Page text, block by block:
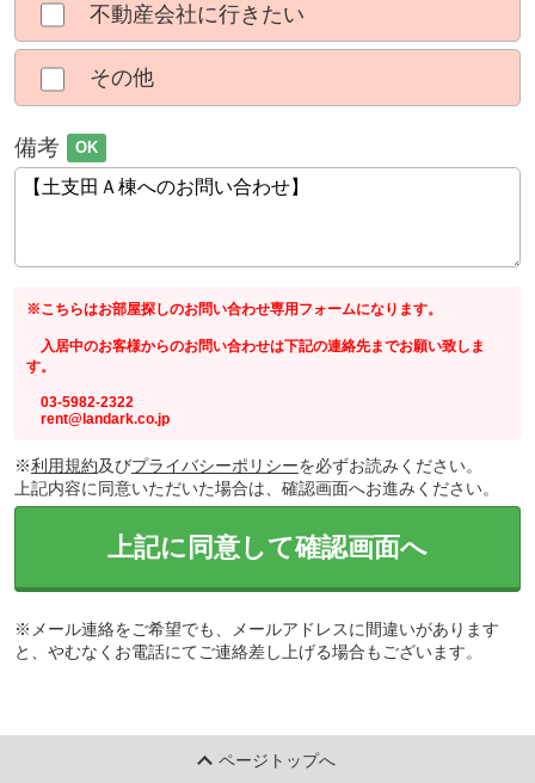
不動産会社に行きたい
その他
備考 OK
※こちらはお部屋探しのお問い合わせ専用フォームになります。
入居中のお客様からのお問い合わせは下記の連絡先までお願い致しま
す。
03-5982-2322
rent@landark.co.jp
※利用規約及びプライバシーポリシーを必ずお読みください。
上記内容に同意いただいた場合は、確認画面へお進みください。
上記に同意して確認画面へ
※メール連絡をご希望でも、メールアドレスに間違いがあります
と、やむなくお電話にてご連絡差し上げる場合もございます。
ページトップへ